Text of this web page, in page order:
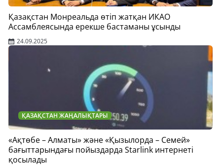
Қазақстан Монреальда өтіп жатқан ИКАО
Ассамблеясында ерекше бастаманы ұсынды
24.09.2025
ҚАЗАҚСТАН ЖАҢАЛЫҚТАРЫ
«Ақтөбе – Алматы» және «Қызылорда – Семей»
бағыттарындағы пойыздарда Starlink интернеті
қосылады